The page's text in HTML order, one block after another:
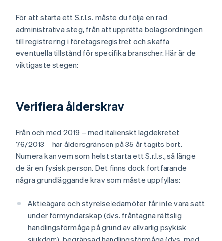
För att starta ett S.r.l.s. måste du följa en rad
administrativa steg, från att upprätta bolagsordningen
till registrering i företagsregistret och skaffa
eventuella tillstånd för specifika branscher. Här är de
viktigaste stegen:
Verifiera ålderskrav
Från och med 2019 – med italienskt lagdekretet
76/2013 – har åldersgränsen på 35 år tagits bort.
Numera kan vem som helst starta ett S.r.l.s., så länge
de är en fysisk person. Det finns dock fortfarande
några grundläggande krav som måste uppfyllas:
Aktieägare och styrelseledamöter får inte vara satt
under förmyndarskap (dvs. fråntagna rättslig
handlingsförmåga på grund av allvarlig psykisk